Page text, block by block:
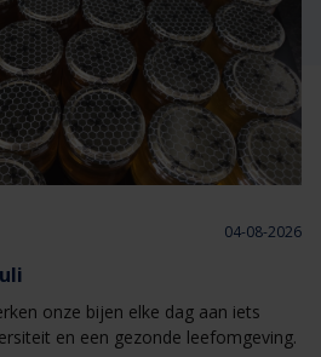
04-08-2026
onze bijen elke dag aan iets
en een gezonde leefomgeving.